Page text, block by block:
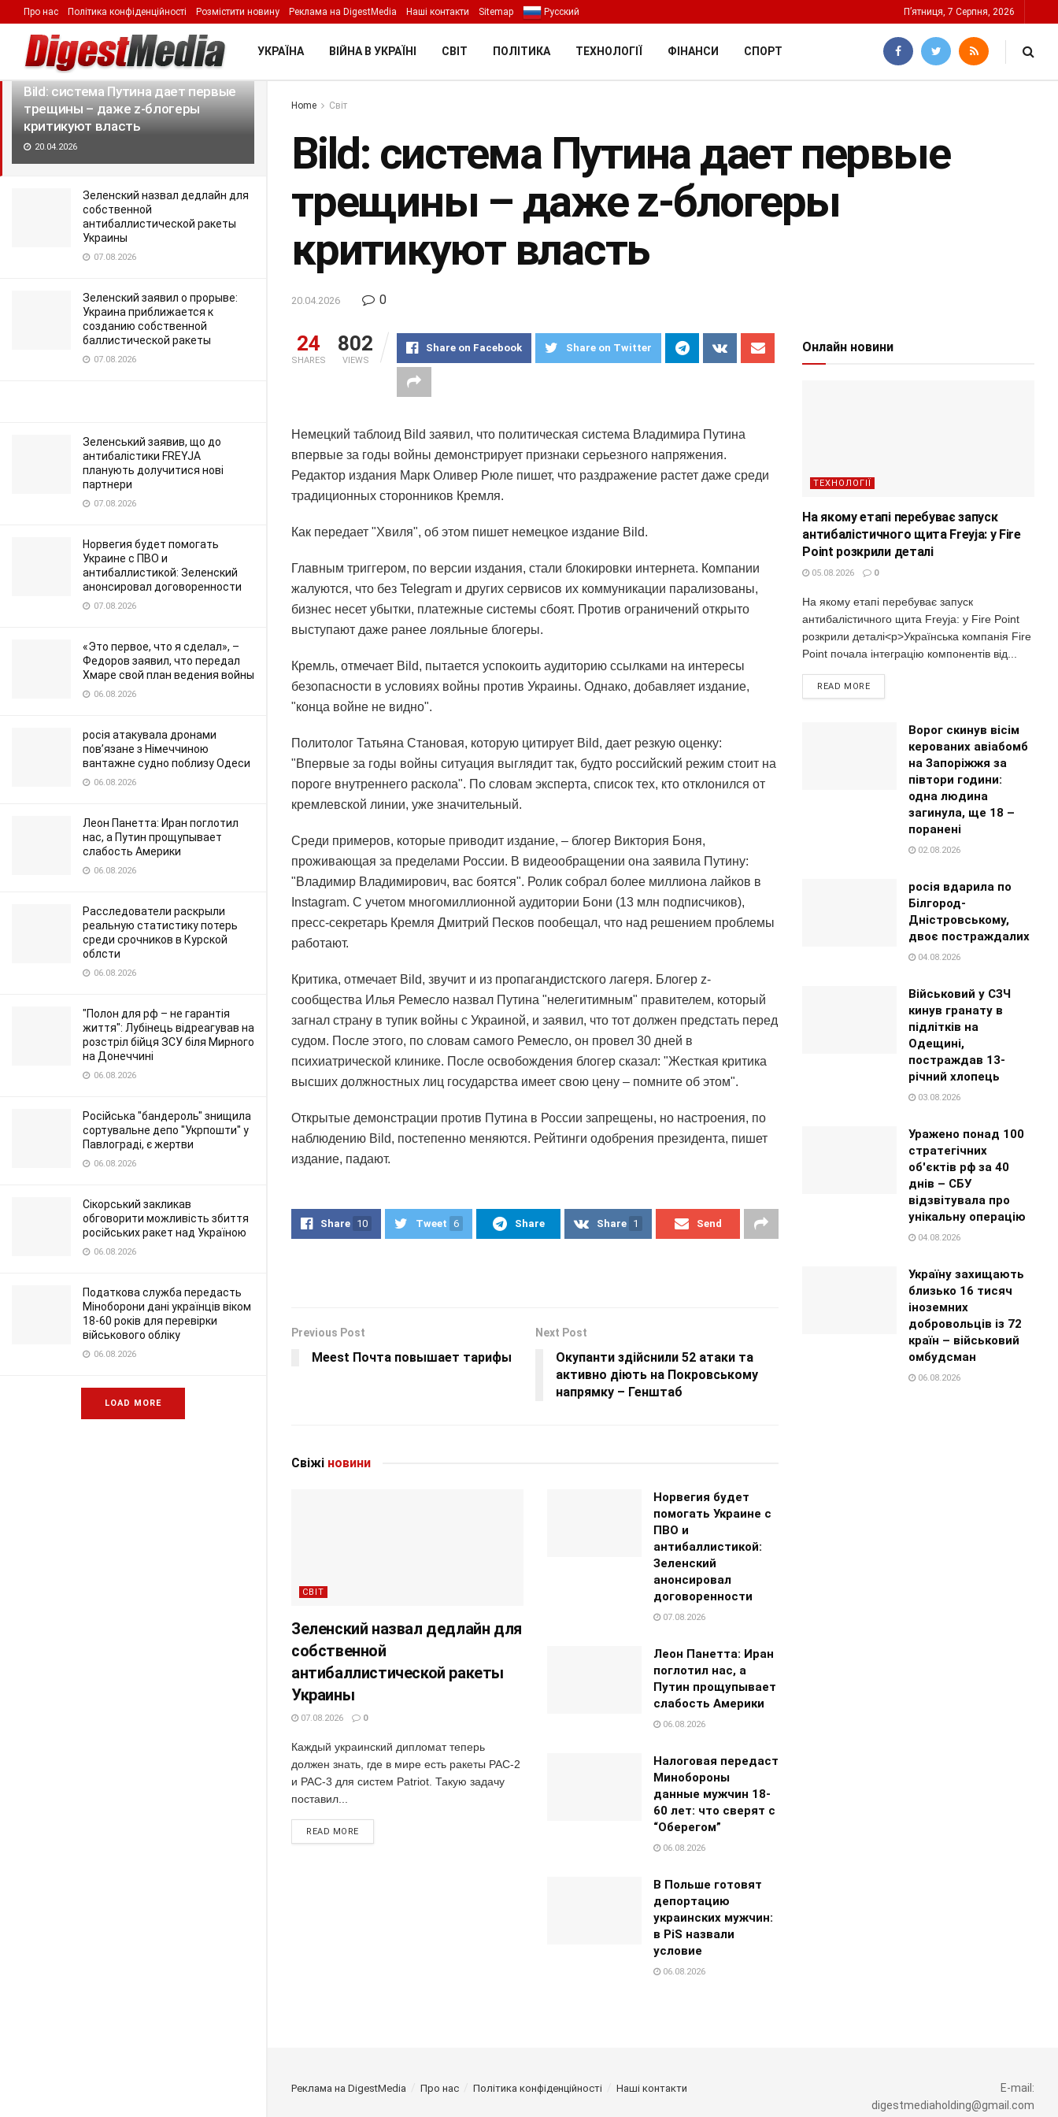
LATEST TRENDING Filter
Bild: система Путина дает первые
трещины – даже z-блогеры
критикуют власть
20.04.2026
Зеленский назвал дедлайн для
собственной
антибаллистической ракеты
Украины
07.08.2026
Зеленский заявил о прорыве:
Украина приближается к
созданию собственной
баллистической ракеты
07.08.2026
Зеленський заявив, що до
антибалістики FREYJA
планують долучитися нові
партнери
07.08.2026
Норвегия будет помогать
Украине с ПВО и
антибаллистикой: Зеленский
анонсировал договоренности
07.08.2026
«Это первое, что я сделал», –
Федоров заявил, что передал
Хмаре свой план ведения войны
06.08.2026
росія атакувала дронами
пов’язане з Німеччиною
вантажне судно поблизу Одеси
06.08.2026
Леон Панетта: Иран поглотил
нас, а Путин прощупывает
слабость Америки
06.08.2026
Расследователи раскрыли
реальную статистику потерь
среди срочников в Курской
облсти
06.08.2026
"Полон для рф – не гарантія
життя": Лубінець відреагував на
розстріл бійця ЗСУ біля Мирного
на Донеччині
06.08.2026
Російська "бандероль" знищила
сортувальне депо "Укрпошти" у
Павлограді, є жертви
06.08.2026
Сікорський закликав
обговорити можливість збиття
російських ракет над Україною
06.08.2026
Податкова служба передасть
Міноборони дані українців віком
18-60 років для перевірки
військового обліку
06.08.2026
LOAD MORE
Про нас Політика конфіденційності Розмістити новину Реклама на DigestMedia Наші контакти Sitemap Русский П’ятниця, 7 Серпня, 2026
УКРАЇНА ВІЙНА В УКРАЇНІ СВІТ ПОЛІТИКА ТЕХНОЛОГІЇ ФІНАНСИ СПОРТ
Home Світ
Bild: система Путина дает первые
трещины – даже z-блогеры
критикуют власть
20.04.2026 0
24
SHARES
802
VIEWS
Share on Facebook Share on Twitter
Немецкий таблоид Bild заявил, что политическая система Владимира Путина
впервые за годы войны демонстрирует признаки серьезного напряжения.
Редактор издания Марк Оливер Рюле пишет, что раздражение растет даже среди
традиционных сторонников Кремля.
Как передает "Хвиля", об этом пишет немецкое издание Bild.
Главным триггером, по версии издания, стали блокировки интернета. Компании
жалуются, что без Telegram и других сервисов их коммуникации парализованы,
бизнес несет убытки, платежные системы сбоят. Против ограничений открыто
выступают даже ранее лояльные блогеры.
Кремль, отмечает Bild, пытается успокоить аудиторию ссылками на интересы
безопасности в условиях войны против Украины. Однако, добавляет издание,
"конца войне не видно".
Политолог Татьяна Становая, которую цитирует Bild, дает резкую оценку:
"Впервые за годы войны ситуация выглядит так, будто российский режим стоит на
пороге внутреннего раскола". По словам эксперта, список тех, кто отклонился от
кремлевской линии, уже значительный.
Среди примеров, которые приводит издание, – блогер Виктория Боня,
проживающая за пределами России. В видеообращении она заявила Путину:
"Владимир Владимирович, вас боятся". Ролик собрал более миллиона лайков в
Instagram. С учетом многомиллионной аудитории Бони (13 млн подписчиков),
пресс-секретарь Кремля Дмитрий Песков пообещал, что над решением проблемы
работают.
Критика, отмечает Bild, звучит и из пропагандистского лагеря. Блогер z-
сообщества Илья Ремесло назвал Путина "нелегитимным" правителем, который
загнал страну в тупик войны с Украиной, и заявил, что тот должен предстать перед
судом. После этого, по словам самого Ремесло, он провел 30 дней в
психиатрической клинике. После освобождения блогер сказал: "Жесткая критика
высших должностных лиц государства имеет свою цену – помните об этом".
Открытые демонстрации против Путина в России запрещены, но настроения, по
наблюдению Bild, постепенно меняются. Рейтинги одобрения президента, пишет
издание, падают.
Share 10 Tweet 6 Share Share 1 Send
Previous Post
Meest Почта повышает тарифы
Next Post
Окупанти здійснили 52 атаки та
активно діють на Покровському
напрямку – Генштаб
Свіжі новини
СВІТ
Зеленский назвал дедлайн для
собственной
антибаллистической ракеты
Украины
07.08.2026 0
Каждый украинский дипломат теперь
должен знать, где в мире есть ракеты PAC-2
и PAC-3 для систем Patriot. Такую задачу
поставил...
READ MORE
Норвегия будет
помогать Украине с
ПВО и
антибаллистикой:
Зеленский
анонсировал
договоренности
07.08.2026
Леон Панетта: Иран
поглотил нас, а
Путин прощупывает
слабость Америки
06.08.2026
Налоговая передаст
Минобороны
данные мужчин 18-
60 лет: что сверят с
“Оберегом”
06.08.2026
В Польше готовят
депортацию
украинских мужчин:
в PiS назвали
условие
06.08.2026
Онлайн новини
ТЕХНОЛОГІЇ
На якому етапі перебуває запуск
антибалістичного щита Freyja: у Fire
Point розкрили деталі
05.08.2026 0
На якому етапі перебуває запуск
антибалістичного щита Freyja: у Fire Point
розкрили деталі<p>Українська компанія Fire
Point почала інтеграцію компонентів від...
READ MORE
Ворог скинув вісім
керованих авіабомб
на Запоріжжя за
півтори години:
одна людина
загинула, ще 18 –
поранені
02.08.2026
росія вдарила по
Білгород-
Дністровському,
двоє постраждалих
04.08.2026
Військовий у СЗЧ
кинув гранату в
підлітків на
Одещині,
постраждав 13-
річний хлопець
03.08.2026
Уражено понад 100
стратегічних
об'єктів рф за 40
днів – СБУ
відзвітувала про
унікальну операцію
04.08.2026
Україну захищають
близько 16 тисяч
іноземних
добровольців із 72
країн – військовий
омбудсман
06.08.2026
Реклама на DigestMedia Про нас Політика конфіденційності Наші контакти
E-mail:
digestmediaholding@gmail.com